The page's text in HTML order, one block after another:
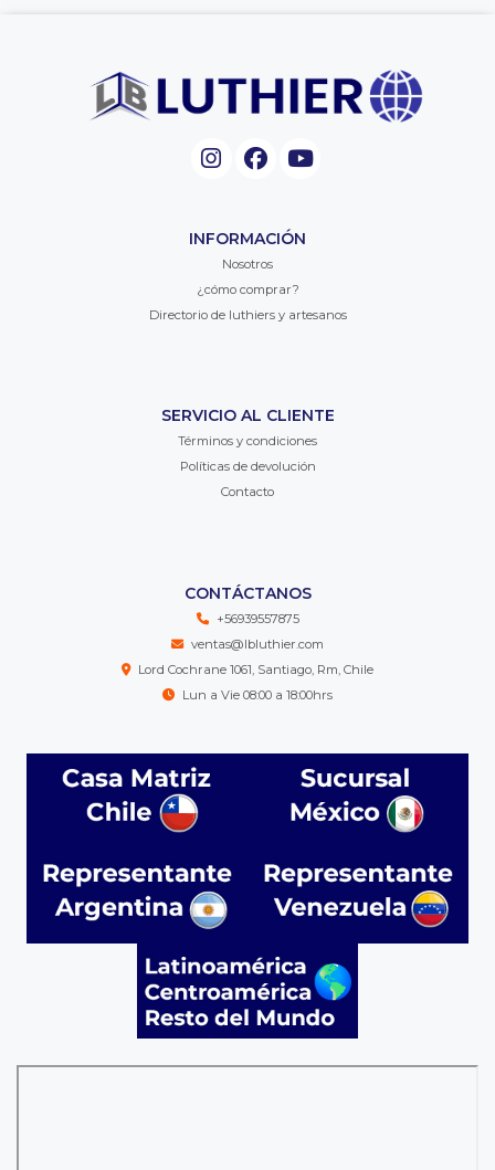
INFORMACIÓN
Nosotros
¿cómo comprar?
Directorio de luthiers y artesanos
SERVICIO AL CLIENTE
Términos y condiciones
Políticas de devolución
Contacto
CONTÁCTANOS
+56939557875
ventas@lbluthier.com
Lord Cochrane 1061, Santiago, Rm, Chile
Lun a Vie 08:00 a 18:00hrs